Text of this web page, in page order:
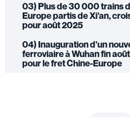
03) Plus de 30 000 trains
Europe partis de Xi'an,
pour août 2025
04) Inauguration d'un
ferroviaire à Wuhan fin
pour le fret Chine-Europe